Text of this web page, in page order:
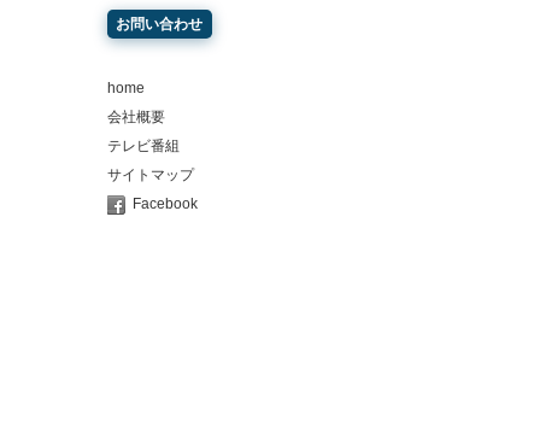
お問い合わせ
home
会社概要
テレビ番組
サイトマップ
Facebook